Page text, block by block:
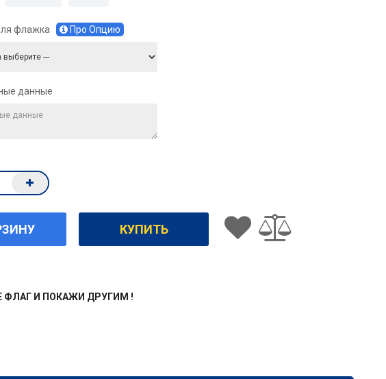
флажка Про Опцию
данные
ФЛАГ И ПОКАЖИ ДРУГИМ !